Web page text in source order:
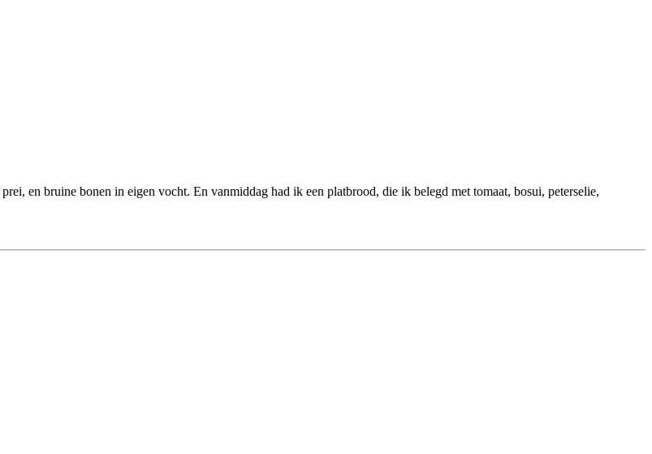
en bruine bonen in eigen vocht. En vanmiddag had ik een platbrood, die ik belegd met tomaat, bosui, peterselie,